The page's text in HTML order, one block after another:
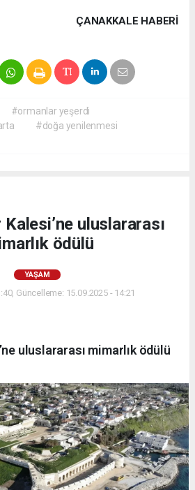
ÇANAKKALE HABERİ
#ormanlar yeşerdi
#doğa yenilenmesi
uluslararası
ödülü
YAŞAM
Güncelleme: 15.09.2025 - 14:21
uluslararası mimarlık ödülü